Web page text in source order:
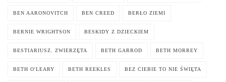
BEN AARONOVITCH BEN CREED BERŁO ZIEMI
BERNIE WRIGHTSON BESKIDY Z DZIECKIEM
BESTIARIUSZ. ZWIERZĘTA BETH GARROD BETH MORREY
BETH O'LEARY BETH REEKLES BEZ CIEBIE TO NIE ŚWIĘTA